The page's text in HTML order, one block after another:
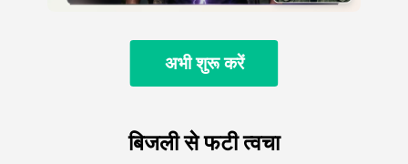
अभी शुरू करें
बिजली से फटी त्वचा